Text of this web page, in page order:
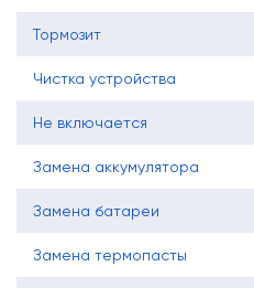
Тормозит
Чистка устройства
Не включается
Замена аккумулятора
Замена батареи
Замена термопасты